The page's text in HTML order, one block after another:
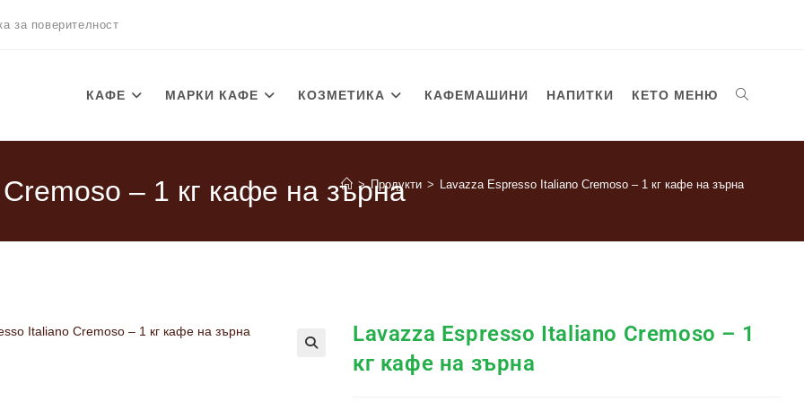
за поверителност
КАФЕ МАРКИ КАФЕ КОЗМЕТИКА КАФЕМАШИНИ НАПИТКИ КЕТО МЕНЮ
– 1 кг кафе на зърна
> Продукти > Lavazza Espresso Italiano Cremoso – 1 кг кафе на зърна
Lavazza Espresso Italiano Cremoso – 1
кг кафе на зърна